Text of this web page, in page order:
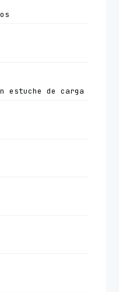
estuche de carga